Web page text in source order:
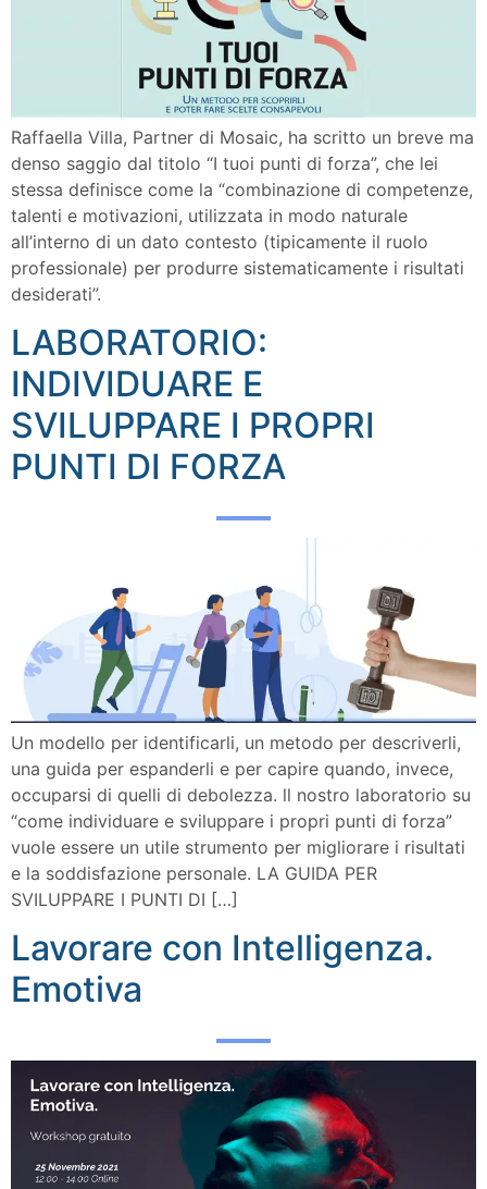
Raffaella Villa, Partner di Mosaic, ha scritto un breve ma
denso saggio dal titolo “I tuoi punti di forza”, che lei
stessa definisce come la “combinazione di competenze,
talenti e motivazioni, utilizzata in modo naturale
all’interno di un dato contesto (tipicamente il ruolo
professionale) per produrre sistematicamente i risultati
desiderati”.
LABORATORIO:
INDIVIDUARE E
SVILUPPARE I PROPRI
PUNTI DI FORZA
Un modello per identificarli, un metodo per descriverli,
una guida per espanderli e per capire quando, invece,
occuparsi di quelli di debolezza. ll nostro laboratorio su
“come individuare e sviluppare i propri punti di forza”
vuole essere un utile strumento per migliorare i risultati
e la soddisfazione personale. LA GUIDA PER
SVILUPPARE I PUNTI DI […]
Lavorare con Intelligenza.
Emotiva